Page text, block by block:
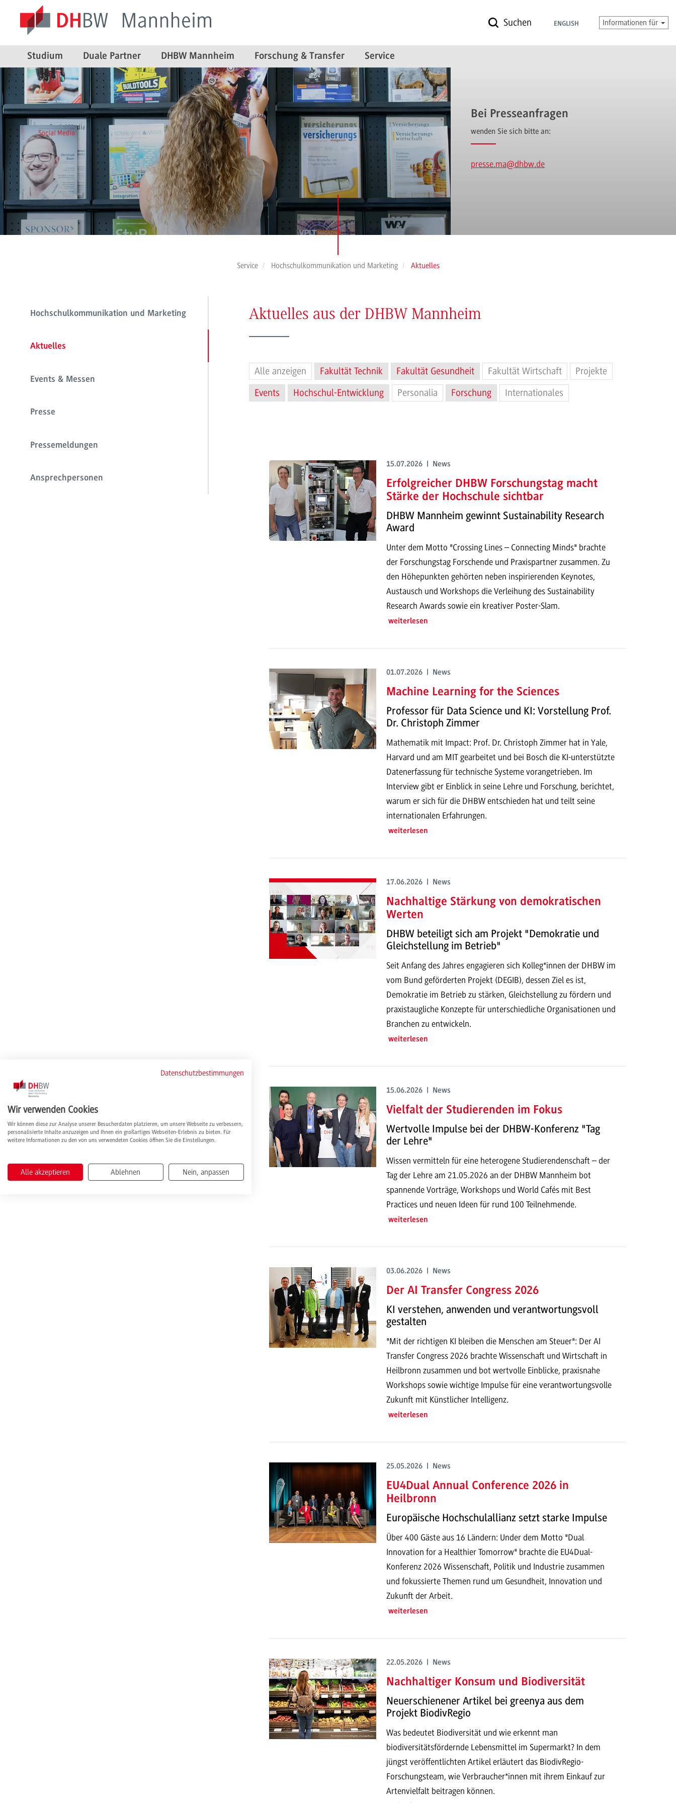
Suchen ENGLISH Informationen für
Studium Duale Partner DHBW Mannheim Forschung & Transfer Service
Bei Presseanfragen
wenden Sie sich bitte an:
presse.ma@dhbw.de
Service Hochschulkommunikation und Marketing Aktuelles
Hochschulkommunikation und Marketing
Aktuelles
Events & Messen
Presse
Pressemeldungen
Ansprechpersonen
Aktuelles aus der DHBW Mannheim
Alle anzeigen Fakultät Technik Fakultät Gesundheit Fakultät Wirtschaft
Projekte
Events
Hochschul-Entwicklung Personalia Forschung Internationales
15.07.2026 | News
Erfolgreicher DHBW Forschungstag macht
Stärke der Hochschule sichtbar
DHBW Mannheim gewinnt Sustainability Research
Award
Unter dem Motto "Crossing Lines – Connecting Minds" brachte
der Forschungstag Forschende und Praxispartner zusammen. Zu
den Höhepunkten gehörten neben inspirierenden Keynotes,
Austausch und Workshops die Verleihung des Sustainability
Research Awards sowie ein kreativer Poster-Slam.
weiterlesen
01.07.2026 | News
Machine Learning for the Sciences
Professor für Data Science und KI: Vorstellung Prof.
Dr. Christoph Zimmer
Mathematik mit Impact: Prof. Dr. Christoph Zimmer hat in Yale,
Harvard und am MIT gearbeitet und bei Bosch die KI-unterstützte
Datenerfassung für technische Systeme vorangetrieben. Im
Interview gibt er Einblick in seine Lehre und Forschung, berichtet,
warum er sich für die DHBW entschieden hat und teilt seine
internationalen Erfahrungen.
weiterlesen
17.06.2026 | News
Nachhaltige Stärkung von demokratischen
Werten
DHBW beteiligt sich am Projekt "Demokratie und
Gleichstellung im Betrieb"
Seit Anfang des Jahres engagieren sich Kolleg*innen der DHBW im
vom Bund geförderten Projekt (DEGIB), dessen Ziel es ist,
Demokratie im Betrieb zu stärken, Gleichstellung zu fördern und
praxistaugliche Konzepte für unterschiedliche Organisationen und
Branchen zu entwickeln.
weiterlesen
15.06.2026 | News
Vielfalt der Studierenden im Fokus
Wertvolle Impulse bei der DHBW-Konferenz "Tag
der Lehre"
Wissen vermitteln für eine heterogene Studierendenschaft – der
Tag der Lehre am 21.05.2026 an der DHBW Mannheim bot
spannende Vorträge, Workshops und World Cafés mit Best
Practices und neuen Ideen für rund 100 Teilnehmende.
weiterlesen
03.06.2026 | News
Der AI Transfer Congress 2026
KI verstehen, anwenden und verantwortungsvoll
gestalten
"Mit der richtigen KI bleiben die Menschen am Steuer": Der AI
Transfer Congress 2026 brachte Wissenschaft und Wirtschaft in
Heilbronn zusammen und bot wertvolle Einblicke, praxisnahe
Workshops sowie wichtige Impulse für eine verantwortungsvolle
Zukunft mit Künstlicher Intelligenz.
weiterlesen
25.05.2026 | News
EU4Dual Annual Conference 2026 in
Heilbronn
Europäische Hochschulallianz setzt starke Impulse
Über 400 Gäste aus 16 Ländern: Under dem Motto "Dual
Innovation for a Healthier Tomorrow" brachte die EU4Dual-
Konferenz 2026 Wissenschaft, Politik und Industrie zusammen
und fokussierte Themen rund um Gesundheit, Innovation und
Zukunft der Arbeit.
weiterlesen
22.05.2026 | News
Nachhaltiger Konsum und Biodiversität
Neuerschienener Artikel bei greenya aus dem
Projekt BiodivRegio
Was bedeutet Biodiversität und wie erkennt man
biodiversitätsfördernde Lebensmittel im Supermarkt? In dem
jüngst veröffentlichten Artikel erläutert das BiodivRegio-
Forschungsteam, wie Verbraucher*innen mit ihrem Einkauf zur
Artenvielfalt beitragen können.
Datenschutzbestimmungen
Wir verwenden Cookies
Wir können diese zur Analyse unserer Besucherdaten platzieren, um unsere Webseite zu verbessern,
personalisierte Inhalte anzuzeigen und Ihnen ein großartiges Webseiten-Erlebnis zu bieten. Für
weitere Informationen zu den von uns verwendeten Cookies öffnen Sie die Einstellungen.
Alle akzeptieren Ablehnen Nein, anpassen